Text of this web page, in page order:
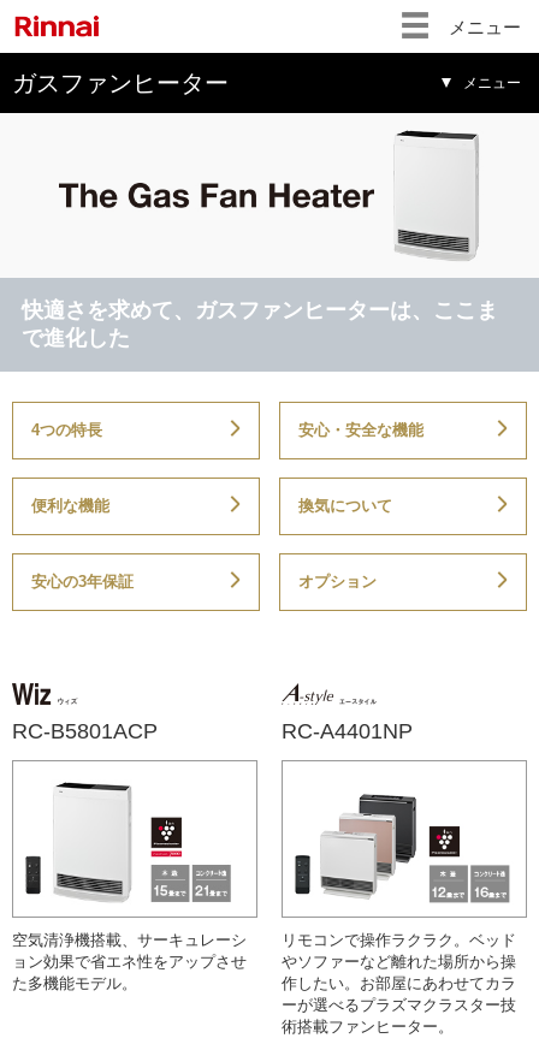
メニュー
ガスファンヒーター メニュー
快適さを求めて、ガスファンヒーターは、ここま
で進化した
4つの特長 安心・安全な機能
便利な機能 換気について
安心の3年保証 オプション
RC-B5801ACP
空気清浄機搭載、サーキュレーシ
ョン効果で省エネ性をアップさせ
た多機能モデル。
RC-A4401NP
リモコンで操作ラクラク。ベッド
やソファーなど離れた場所から操
作したい。お部屋にあわせてカラ
ーが選べるプラズマクラスター技
術搭載ファンヒーター。